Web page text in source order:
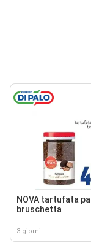
NOVA tartufata
bruschetta
3 giorni